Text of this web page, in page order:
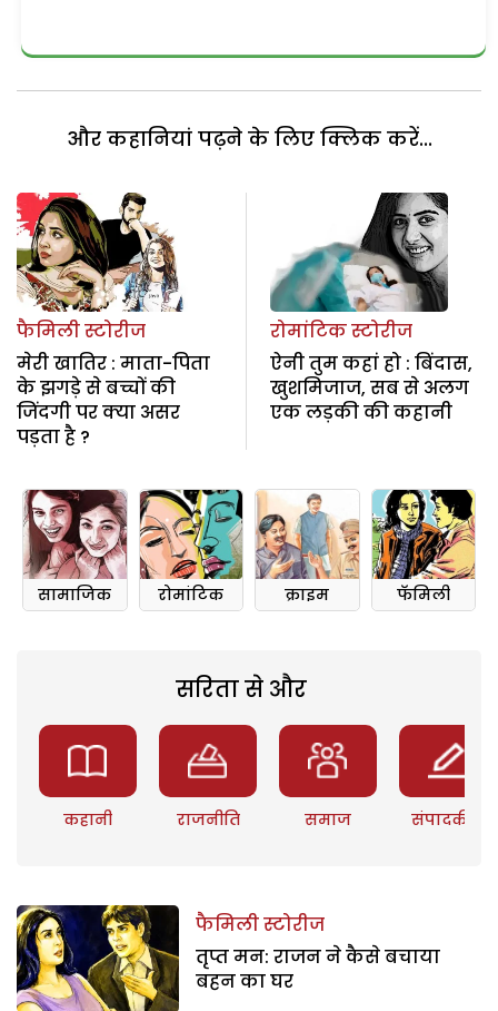
और कहानियां पढ़ने के लिए क्लिक करें...
फैमिली स्टोरीज
मेरी खातिर : माता-पिता
के झगड़े से बच्चों की
जिंदगी पर क्या असर
पड़ता है ?
रोमांटिक स्टोरीज
ऐनी तुम कहां हो : बिंदास,
खुशमिजाज, सब से अलग
एक लड़की की कहानी
सामाजिक रोमांटिक क्राइम फॅमिली
सरिता से और
कहानी राजनीति समाज संपादकीय
फैमिली स्टोरीज
तृप्त मन: राजन ने कैसे बचाया
बहन का घर